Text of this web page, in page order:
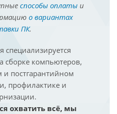
способы оплатыи
о вариантах
ПК.
сборке компьютеров,
и постгарантийном
профилактике и
охватить всё, мы